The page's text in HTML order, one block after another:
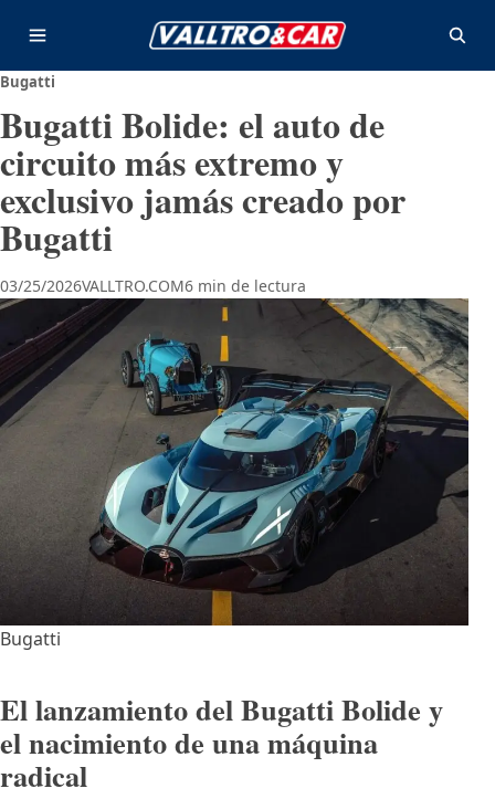
Abrir menú Abrir
Bugatti
Bugatti Bolide: el auto de
circuito más extremo y
exclusivo jamás creado por
Bugatti
03/25/2026VALLTRO.COM6 min de lectura
Bugatti
El lanzamiento del Bugatti Bolide y
el nacimiento de una máquina
radical